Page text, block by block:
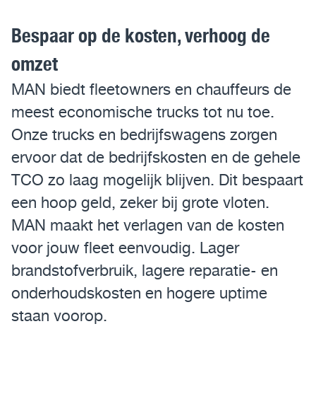
Assistentiesystemen voor jouw MAN
Mobile24
MAN Werkplaatsen
Bespaar op de kosten, verhoog de
omzet
MAN biedt fleetowners en chauffeurs de
meest economische trucks tot nu toe.
Onze trucks en bedrijfswagens zorgen
ervoor dat de bedrijfskosten en de gehele
TCO zo laag mogelijk blijven. Dit bespaart
een hoop geld, zeker bij grote vloten.
MAN maakt het verlagen van de kosten
voor jouw fleet eenvoudig. Lager
brandstofverbruik, lagere reparatie- en
onderhoudskosten en hogere uptime
staan voorop.